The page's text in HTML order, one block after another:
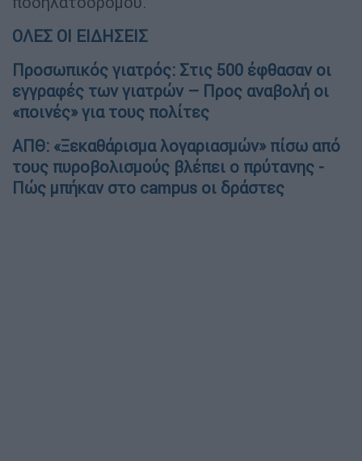
ΟΛΕΣ ΟΙ ΕΙΔΗΣΕΙΣ
Προσωπικός γιατρός: Στις 500 έφθασαν οι
εγγραφές των γιατρών – Προς αναβολή οι
«ποινές» για τους πολίτες
ΑΠΘ: «Ξεκαθάρισμα λογαριασμών» πίσω από
τους πυροβολισμούς βλέπει ο πρύτανης -
Πώς μπήκαν στο campus οι δράστες